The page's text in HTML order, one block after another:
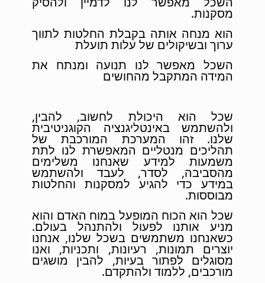
מסקנות.
הוא מנחה אותה בקבלת החלטות לתווך
ערוך ובשיקולים של עלות תועלת
השכל מאפשר לנו תנועה ומנתח את
המידה המתקבל מהחושים
שכל הוא היכולת לחשוב, להבין,
ולהשתמש באינטליגנציה הקוגניטיבית
שלנו. זהו המערכת המורכבת של
תהליכים מנטליים המאפשרת לנו לתת
משמעות למידע שאנחנו משלימים
מהסביבה, לסדר, לעבד ולהשתמש
במידע כדי להגיע למסקנות והחלטות
מבוססות.
שכל הוא הכוח המופעל במוח האדם והוא
מניע אותנו לפעול ולהתנהל בעולם.
כשאנחנו משתמשים בשכל שלנו, אנחנו
יוצרים תמונות, רעיונות, ותכניות, ואנו
מסוגלים לפתור בעיות, להבין מושגים
מורכבים, ללמוד ולהתקדם.